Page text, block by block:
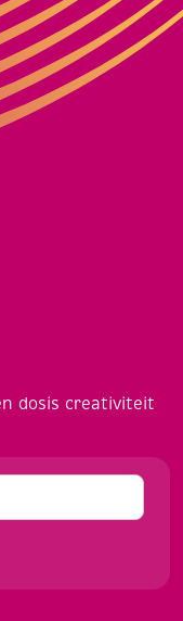
dosis creativiteit